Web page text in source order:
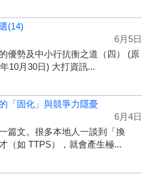
(14)
6月5日
優勢及中小行抗衡之道（四） (原
10月30日) 大打資訊...
「固化」與競爭力隱憂
6月4日
篇文。很多本地人一談到「換
（如 TTPS），就會產生極...